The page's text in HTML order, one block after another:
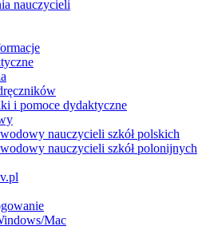
nauczycieli
i pomoce dydaktyczne
nauczycieli szkół polskich
nauczycieli szkół polonijnych
Mac